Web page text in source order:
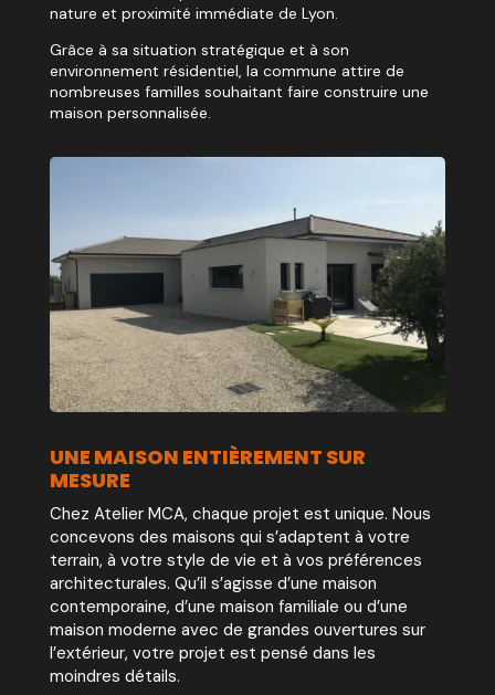
nature et proximité immédiate de Lyon.
Grâce à sa situation stratégique et à son
environnement résidentiel, la commune attire de
nombreuses familles souhaitant faire construire une
maison personnalisée.
UNE MAISON ENTIÈREMENT SUR
MESURE
Chez Atelier MCA, chaque projet est unique. Nous
concevons des maisons qui s’adaptent à votre
terrain, à votre style de vie et à vos préférences
architecturales. Qu’il s’agisse d’une maison
contemporaine, d’une maison familiale ou d’une
maison moderne avec de grandes ouvertures sur
l’extérieur, votre projet est pensé dans les
moindres détails.